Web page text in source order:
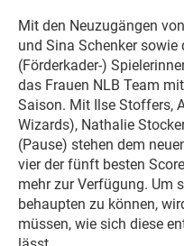
Mit den Neuzugängen
und Sina Schenker sowie
(Förderkader-)
das Frauen NLB Team
Saison. Mit Ilse Stoffers,
Wizards), Nathalie
(Pause) stehen dem
vier der fünft besten
mehr zur Verfügung. Um
behaupten zu können,
müssen, wie sich diese